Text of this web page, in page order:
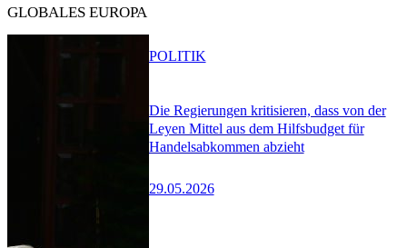
GLOBALES EUROPA
Die Regierungen kritisieren, dass von der
Leyen Mittel aus dem Hilfsbudget für
Handelsabkommen abzieht
29.05.2026
POLITIK